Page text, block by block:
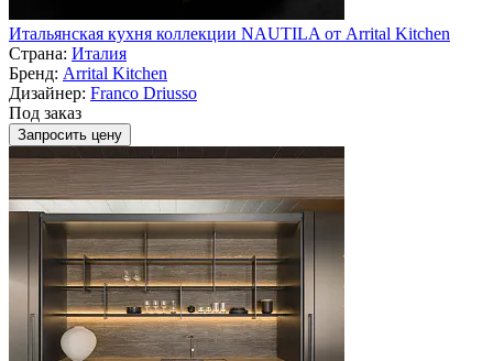
Итальянская кухня коллекции NAUTILA от Arrital Kitchen
Страна: Италия
Бренд: Arrital Kitchen
Дизайнер: Franco Driusso
Под заказ
Запросить цену